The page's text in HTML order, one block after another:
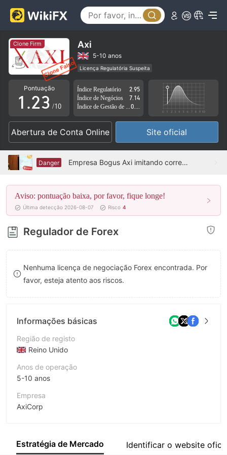
Clone Firm Axi
5-10 anos
Licença Regulatória Suspeita
Região de negócios suspeita
regulamentação falsa Austrália
Risco potencial alto
Pontuação
0
1
2
3
4
5
6
7
8
9
.
0
1
2
3
4
5
6
7
8
9
0
1
2
3
4
5
6
7
8
9
/10
Índice Regulatório
2.95
Índice de Negócios
7.14
Abertura de Conta Online Site oficial
Danger Empresa Bogus Axi imitando corretor australiano Axi Comerciante
Aviso: pontuação baixa, por favor, fique longe!
Última detecção 2026-08-07 Risco 4
Regulador de Forex
Nenhuma licença de negociação Forex encontrada. Por
favor, esteja atento aos riscos.
Informações básicas
Região de registo
Reino Unido
Anos de operação
5-10 anos
Empresa
AxiCorp
Funcionário da empresa
Estratégia de Mercado Identificar o website